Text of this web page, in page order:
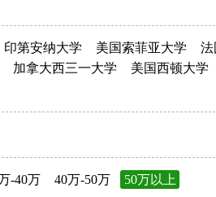
印第安纳大学 美国索菲亚大学 法
加拿大西三一大学 美国西顿大学
-40万 40万-50万 50万以上